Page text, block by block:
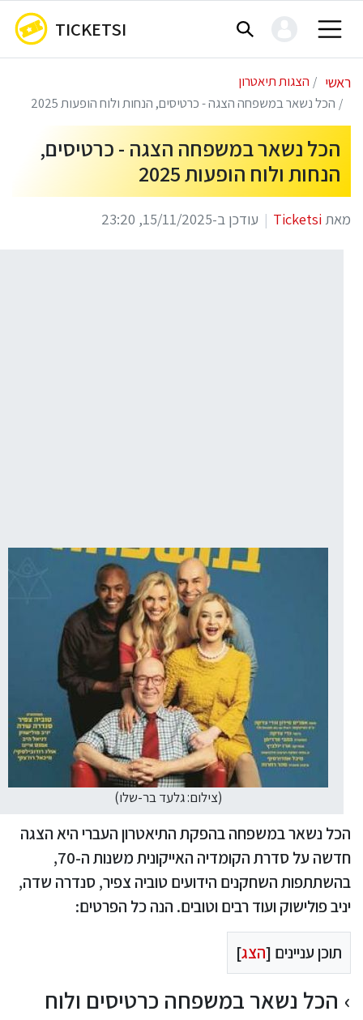
TICKETSI
ראשי
הצגות תיאטרון
הכל נשאר במשפחה הצגה - כרטיסים, הנחות ולוח הופעות 2025
הכל נשאר במשפחה הצגה - כרטיסים,
הנחות ולוח הופעות 2025
מאת Ticketsi עודכן ב-15/11/2025, 23:20
(צילום: גלעד בר-שלו)
הכל נשאר במשפחה בהפקת התיאטרון העברי היא הצגה
חדשה על סדרת הקומדיה האייקונית משנות ה-70,
בהשתתפות השחקנים הידועים טוביה צפיר, סנדרה שדה,
יניב פולישוק ועוד רבים וטובים. הנה כל הפרטים:
תוכן עניינים [הצג]
הכל נשאר במשפחה כרטיסים ולוח